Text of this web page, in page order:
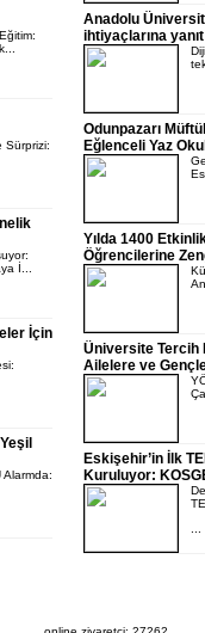
Sürprizi:
İ...
İçin
Alarmda:
Anadolu
ihtiyaçlarına
Odunpazarı
Eğlenceli Yaz
Yılda 1400
Öğrencilerine
Üniversite Tercih
Ailelere ve
Eskişehir’in İlk
Kuruluyor: